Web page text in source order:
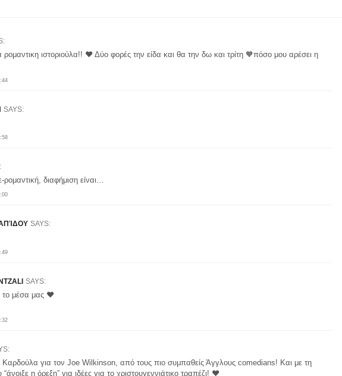
ρομαντικη ιστοριούλα!! ❤️ Δύο φορές την είδα και θα την δω και τρίτη 🧡πόσο μου αρέσει η
SAYS:
ρομαντική, διαφήμιση είναι…
SAYS:
SAYS:
το μέσα μας ❤️
Καρδούλα για τον Joe Wilkinson, από τους πιο συμπαθείς Άγγλους comedians! Kαι με τη
η όρεξη” για ιδέες για το χριστουγεννιάτικο τραπέζι! ❤️